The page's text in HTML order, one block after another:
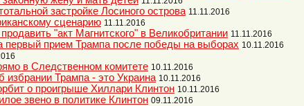
застройке Лосиного острова 11.11.2016
сценарию 11.11.2016
"акт Магнитского" в Великобритании 11.11.2016
первый прием Трампа после победы на выборах 10.11.2016
в Следственном комитете 10.11.2016
избрании Трампа - это Украина 10.11.2016
о проигрыше Хиллари Клинтон 10.11.2016
звено в политике Клинтон 09.11.2016